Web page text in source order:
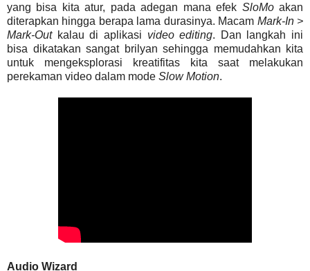
yang bisa kita atur, pada adegan mana efek SloMoakan
diterapkan hingga berapa lama durasinya. Macam Mark-In >
Mark-Outkalau di aplikasi video editing. Dan langkah ini
bisa dikatakan sangat brilyan sehingga memudahkan kita
untuk mengeksplorasi kreatifitas kita saat melakukan
perekaman video dalam mode Slow Motion.
Audio Wizard